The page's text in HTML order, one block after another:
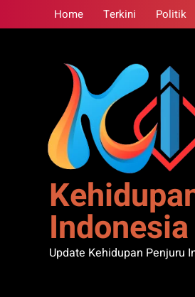
to
Home Terkini Politik
Indonesia
Update Kehidupan Penjuru